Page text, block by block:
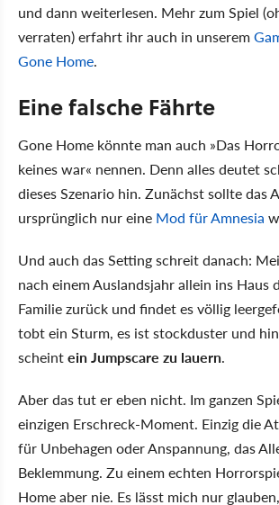
und dann weiterlesen. Mehr zum Spiel
verraten) erfahrt ihr auch in unserem
Gone Home.
Eine falsche Fährte
Gone Home könnte man auch »Das
keines war« nennen. Denn alles deutet
dieses Szenario hin. Zunächst sollte das
ursprünglich nur eine Mod für Amnesia
Und auch das Setting schreit danach:
nach einem Auslandsjahr allein ins Haus
Familie zurück und findet es völlig
tobt ein Sturm, es ist stockduster und
scheintein Jumpscare zu lauern.
Aber das tut er eben nicht. Im ganzen
einzigen Erschreck-Moment. Einzig die
für Unbehagen oder Anspannung, das
Beklemmung. Zu einem echten
Home aber nie. Es lässt mich nur